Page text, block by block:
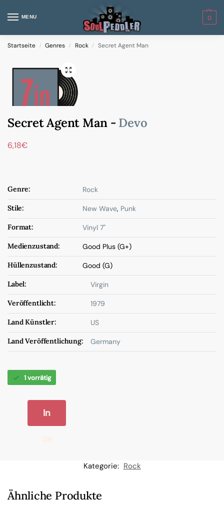
MENU 0
Startseite / Genres / Rock / Secret Agent Man
Secret Agent Man - Devo
6,18€
Genre: Rock
Stile: New Wave, Punk
Format: Vinyl 7"
Medienzustand: Good Plus (G+)
Hüllenzustand: Good (G)
Label: Virgin
Veröffentlicht: 1979
Land Künstler: US
Land Veröffentlichung: Germany
1 vorrätig
In
W
Kategorie: Rock
Ähnliche Produkte